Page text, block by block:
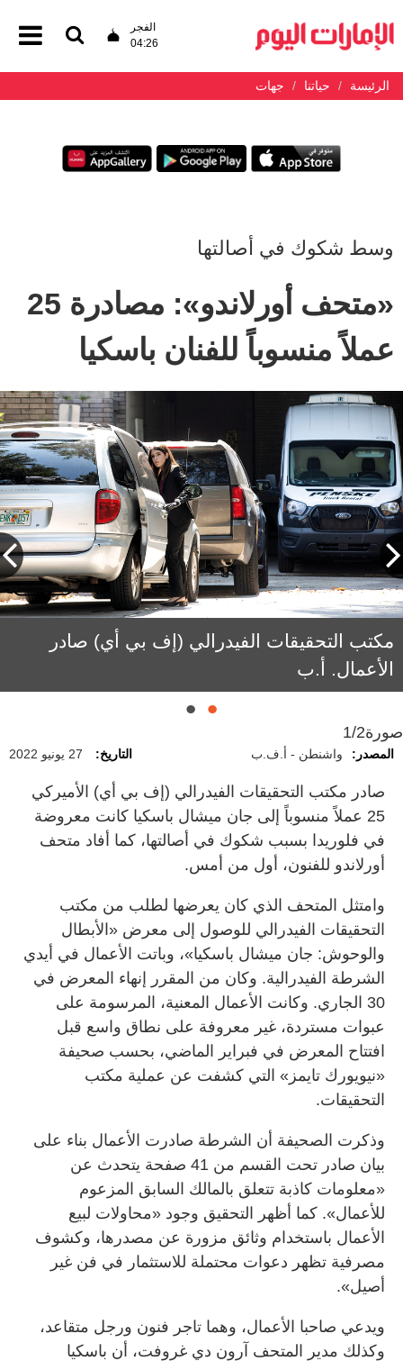
الفجر
04:26
الرئيسة حياتنا جهات
وسط شكوك في أصالتها
«متحف أورلاندو»: مصادرة 25
عملاً منسوباً للفنان باسكيا
مكتب التحقيقات الفيدرالي (إف بي أي) صادر
الأعمال. أ.ب
جان ميشال باسكيا. من المصدر
صورة1/2
المصدر: واشنطن - أ.ف.ب التاريخ: 27 يونيو 2022
صادر مكتب التحقيقات الفيدرالي (إف بي أي) الأميركي
25 عملاً منسوباً إلى جان ميشال باسكيا كانت معروضة
في فلوريدا بسبب شكوك في أصالتها، كما أفاد متحف
أورلاندو للفنون، أول من أمس.
وامتثل المتحف الذي كان يعرضها لطلب من مكتب
التحقيقات الفيدرالي للوصول إلى معرض «الأبطال
والوحوش: جان ميشال باسكيا»، وباتت الأعمال في أيدي
الشرطة الفيدرالية. وكان من المقرر إنهاء المعرض في
30 الجاري. وكانت الأعمال المعنية، المرسومة على
عبوات مستردة، غير معروفة على نطاق واسع قبل
افتتاح المعرض في فبراير الماضي، بحسب صحيفة
«نيويورك تايمز» التي كشفت عن عملية مكتب
التحقيقات.
وذكرت الصحيفة أن الشرطة صادرت الأعمال بناء على
بيان صادر تحت القسم من 41 صفحة يتحدث عن
«معلومات كاذبة تتعلق بالمالك السابق المزعوم
للأعمال». كما أظهر التحقيق وجود «محاولات لبيع
الأعمال باستخدام وثائق مزورة عن مصدرها، وكشوف
مصرفية تظهر دعوات محتملة للاستثمار في فن غير
أصيل».
ويدعي صاحبا الأعمال، وهما تاجر فنون ورجل متقاعد،
وكذلك مدير المتحف آرون دي غروفت، أن باسكيا